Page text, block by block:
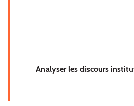
Analyser les discours